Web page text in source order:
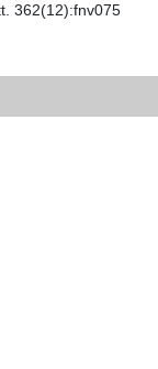
362(12):fnv075